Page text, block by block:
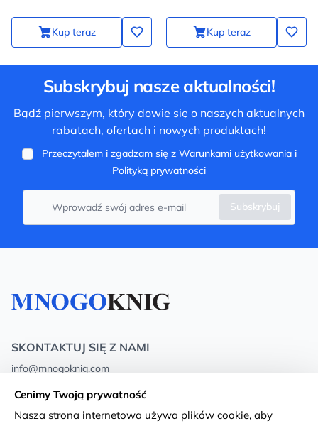
Kup teraz Kup teraz
Subskrybuj nasze aktualności!
Bądź pierwszym, który dowie się o naszych aktualnych
rabatach, ofertach i nowych produktach!
Przeczytałem i zgadzam się z Warunkami użytkowaniai
Polityką prywatności
Subskrybuj
SKONTAKTUJ SIĘ Z NAMI
info@mnogoknig.com
Rīga, Augusta Deglava 69d, LV-1082
Cenimy Twoją prywatność
Nasza strona internetowa używa plików cookie, aby